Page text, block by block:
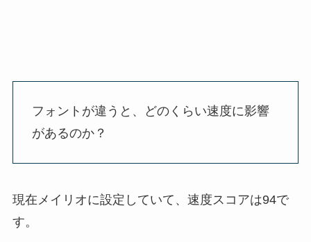
フォントが違うと、どのくらい速度に影響
があるのか？
現在メイリオに設定していて、速度スコアは94で
す。